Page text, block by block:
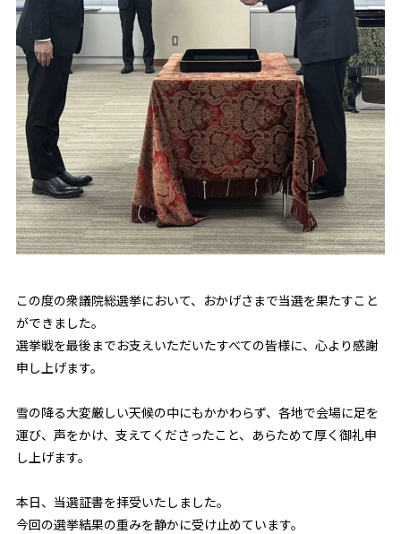
この度の衆議院総選挙において、おかげさまで当選を果たすこと
ができました。
選挙戦を最後までお支えいただいたすべての皆様に、心より感謝
申し上げます。
雪の降る大変厳しい天候の中にもかかわらず、各地で会場に足を
運び、声をかけ、支えてくださったこと、あらためて厚く御礼申
し上げます。
本日、当選証書を拝受いたしました。
今回の選挙結果の重みを静かに受け止めています。